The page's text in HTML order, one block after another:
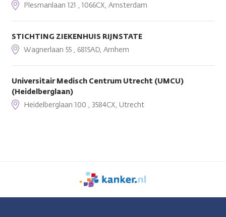
Plesmanlaan 121 , 1066CX, Amsterdam
STICHTING ZIEKENHUIS RIJNSTATE
Wagnerlaan 55 , 6815AD, Arnhem
Universitair Medisch Centrum Utrecht (UMCU)
(Heidelberglaan)
Heidelberglaan 100 , 3584CX, Utrecht
We
zijn